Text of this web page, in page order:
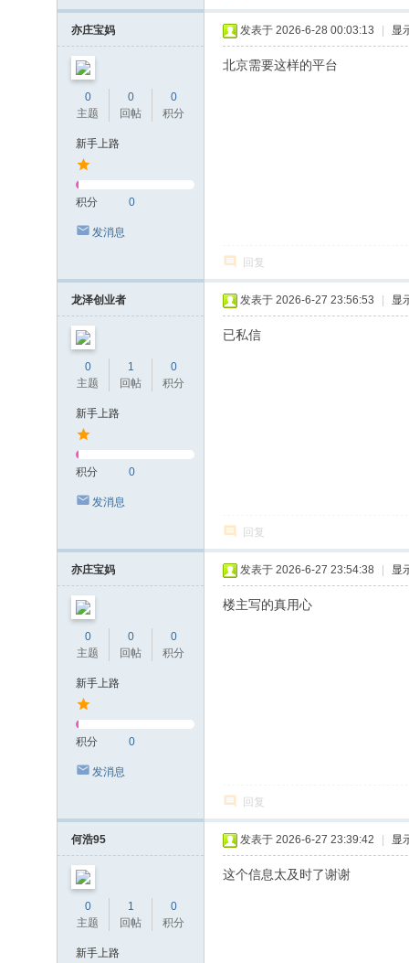
亦庄宝妈
0
主题
0
回帖
0
积分
新手上路
积分 0
发消息
发表于 2026-6-28 00:03:13 显
北京需要这样的平台
回复
龙泽创业者
0
主题
1
回帖
0
积分
新手上路
积分 0
发消息
发表于 2026-6-27 23:56:53 显
已私信
回复
亦庄宝妈
0
主题
0
回帖
0
积分
新手上路
积分 0
发消息
发表于 2026-6-27 23:54:38 显
楼主写的真用心
回复
何浩95
0
主题
1
回帖
0
积分
新手上路
发表于 2026-6-27 23:39:42 显
这个信息太及时了谢谢